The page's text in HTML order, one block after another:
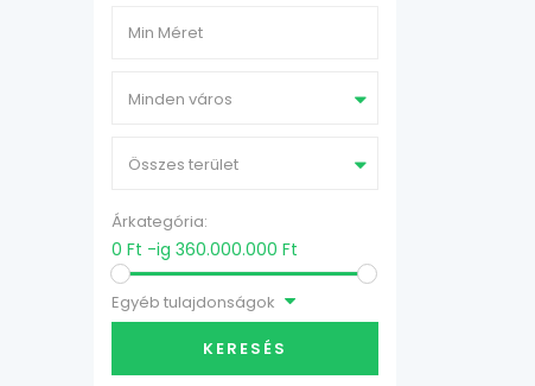
Minden város
Összes terület
Árkategória:
0 Ft -ig 360.000.000 Ft
Egyéb tulajdonságok
KERESÉS